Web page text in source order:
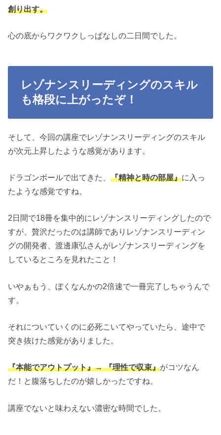
創り出す。
心の底からワクワクしっぱなしの二日間でした。
レゾナンスリーディングのスキル
も格段に上がったぞ！
そして、今回の講座でレゾナンスリーディングのスキル
が次元上昇したような感覚があります。
ドラゴンボールで出てきた、『精神と時の部屋』に入っ
たような感覚ですね。
2日間で18冊を集中的にレゾナンスリーディングしたので
すが、贅沢だったのは講師でありレゾナンスリーディン
グの開発者、渡邊康弘さんがレゾナンスリーディングを
しているところを見れたこと！
いやぁもう、ぼくなんかの2倍速で一冊完了しちゃうんで
す。
それについていくのに必死こいてやっていたら、途中で
突き抜けた感覚がありました。
『本能でアウトプット』→ 『理性で収束』がコツなん
だ！と腹落ちしたのが嬉しかったですね。
講座でないと味わえない濃密な時間でした。